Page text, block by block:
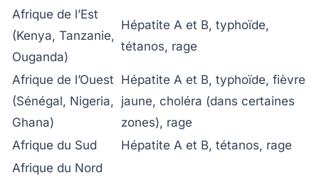
Afrique de l’Est
(Kenya, Tanzanie,
Ouganda)
Hépatite A et B, typhoïde,
tétanos, rage
Afrique de l’Ouest
(Sénégal, Nigeria,
Ghana)
Hépatite A et B, typhoïde, fièvre
jaune, choléra (dans certaines
zones), rage
Afrique du Sud
Hépatite A et B, tétanos, rage
Afrique du Nord